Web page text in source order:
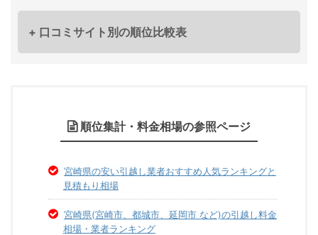
+ 口コミサイト別の順位比較表
順位集計・料金相場の参照ページ
宮崎県の安い引越し業者おすすめ人気ランキングと
見積もり相場
宮崎県(宮崎市、都城市、延岡市 など)の引越し料金
相場・業者ランキング